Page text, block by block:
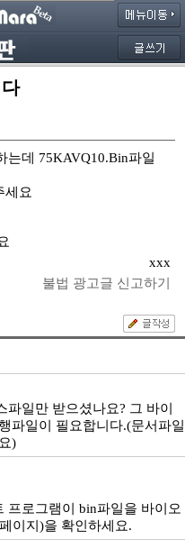
는데 75KAVQ10.Bin파일
세요
xxx
불법 광고글 신고하기
일만 받으셨나요? 그 바이
파일이 필요합니다.(문서파일
)
프로그램이 bin파일을 바이오
이지)을 확인하세요.